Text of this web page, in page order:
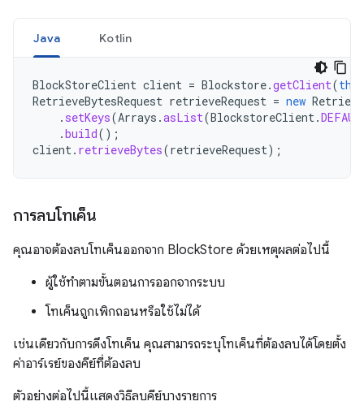
Java Kotlin
BlockStoreClient client = Blockstore.getClient(this
RetrieveBytesRequest retrieveRequest = new
. setKeys(Arrays .asList(BlockstoreClient.
.build();
client. retrieveBytes(retrieveRequest);
การลบโทเค็น
คุณอาจต้องลบโทเค็นออกจาก BlockStore ด้วยเหตุผลต่อไปนี้
ผู้ใช้ทำตามขั้นตอนการออกจากระบบ
โทเค็นถูกเพิกถอนหรือใช้ไม่ได้
เช่นเดียวกับการดึงโทเค็น คุณสามารถระบุโทเค็นที่ต้องลบได้โดยตั้ง
ค่าอาร์เรย์ของคีย์ที่ต้องลบ
ตัวอย่างต่อไปนี้แสดงวิธีลบคีย์บางรายการ